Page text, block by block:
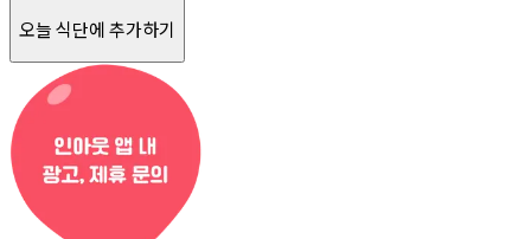
오늘 식단에 추가하기